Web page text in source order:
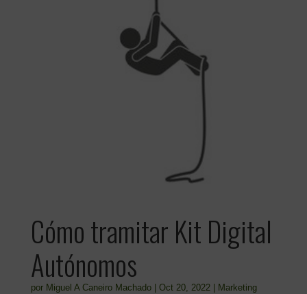
Cómo tramitar Kit Digital
Autónomos
por Miguel A Caneiro Machado| Oct 20, 2022|
Marketing